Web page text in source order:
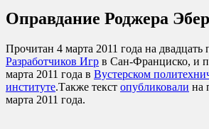
Оправдание Роджера
Прочитан 4 марта 2011 года на двадцать
Разработчиков Игр в Сан-Франциско, и
марта 2011 года в Вустерском
институте.Также текст опубликовали на
марта 2011 года.